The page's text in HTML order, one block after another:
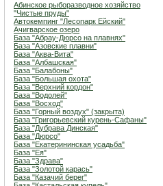
Абинское рыборазводное хозяйство
"Чистые пруды"
Автокемпинг "Лесопарк Ейский"
Ачигварское озеро
База "Абрау-Дюрсо на плавнях"
База "Азовские плавни"
База "Аква-Вита"
База "Албашская"
База "Балабоны"
База "Большая охота"
База "Верхний кордон"
База "Водолей"
База "Восход"
База "Горный воздух" (закрыта)
База "Григорьевский курень-Сафаны"
База "Дубрава Динская"
База "Дюрсо"
База "Екатерининская усадьба"
База "Ея"
База "Здрава"
База "Золотой карась"
База "Казачий берег"